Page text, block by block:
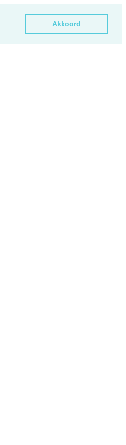
Akkoord